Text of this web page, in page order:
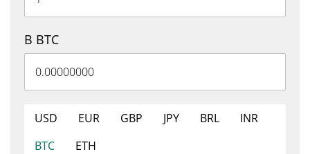
В BTC
USD EUR GBP JPY BRL
INR
BTC
ETH